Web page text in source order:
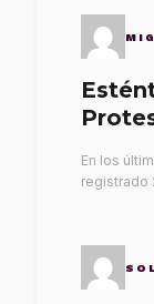
En los
registrado